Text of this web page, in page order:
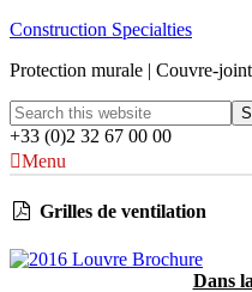
Construction Specialties
Protection murale | Couvre-
+33 (0)2 32 67 00 00
Menu
Grilles de ventilation
Dans